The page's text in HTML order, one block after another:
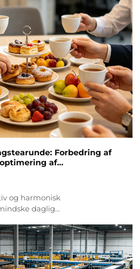
Forbedring af
af
og harmonisk
daglig
administrative, salgs-,
og kundeservicehold,
for nylig en varm og